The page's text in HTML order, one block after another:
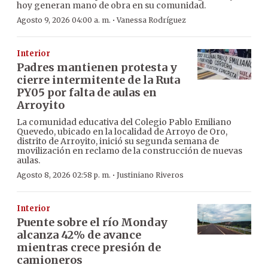
hoy generan mano de obra en su comunidad.
Agosto 9, 2026 04:00 a. m. ·Vanessa Rodríguez
Interior
Padres mantienen protesta y
cierre intermitente de la Ruta
PY05 por falta de aulas en
Arroyito
La comunidad educativa del Colegio Pablo Emiliano
Quevedo, ubicado en la localidad de Arroyo de Oro,
distrito de Arroyito, inició su segunda semana de
movilización en reclamo de la construcción de nuevas
aulas.
Agosto 8, 2026 02:58 p. m. · Justiniano Riveros
Interior
Puente sobre el río Monday
alcanza 42% de avance
mientras crece presión de
camioneros